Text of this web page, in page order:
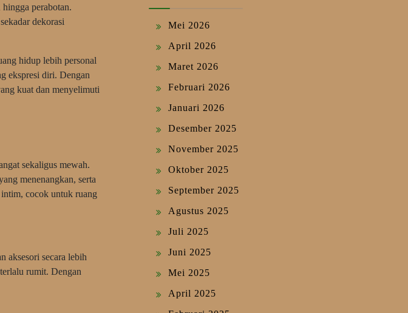
perabotan.
dekorasi
hidup lebih personal
ekspresi diri. Dengan
kuat dan menyelimuti
sekaligus mewah.
menenangkan, serta
cocok untuk ruang
aksesori secara lebih
rumit. Dengan
Mei 2026
April 2026
Maret 2026
Februari 2026
Januari 2026
Desember 2025
November 2025
Oktober 2025
September 2025
Agustus 2025
Juli 2025
Juni 2025
Mei 2025
April 2025